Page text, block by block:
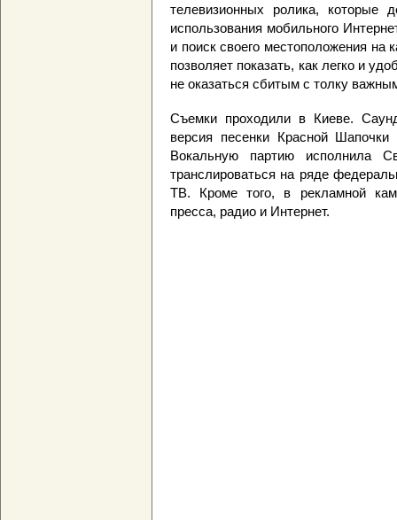
телевизионных ролика, которые
использования мобильного
и поиск своего местоположения на
позволяет показать, как легко и
не оказаться сбитым с толку
Съемки проходили в Киеве.
версия песенки Красной
Вокальную партию исполнила
транслироваться на ряде
ТВ. Кроме того, в рекламной
пресса, радио и Интернет.